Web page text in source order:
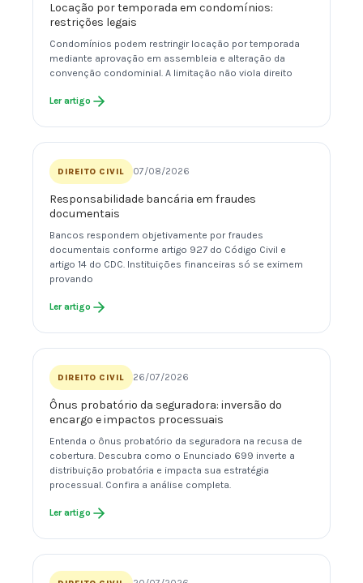
Locação por temporada em condomínios:
restrições legais
Condomínios podem restringir locação por temporada
mediante aprovação em assembleia e alteração da
convenção condominial. A limitação não viola direito
Ler artigo
DIREITO CIVIL 07/08/2026
Responsabilidade bancária em fraudes
documentais
Bancos respondem objetivamente por fraudes
documentais conforme artigo 927 do Código Civil e
artigo 14 do CDC. Instituições financeiras só se eximem
provando
Ler artigo
DIREITO CIVIL 26/07/2026
Ônus probatório da seguradora: inversão do
encargo e impactos processuais
Entenda o ônus probatório da seguradora na recusa de
cobertura. Descubra como o Enunciado 699 inverte a
distribuição probatória e impacta sua estratégia
processual. Confira a análise completa.
Ler artigo